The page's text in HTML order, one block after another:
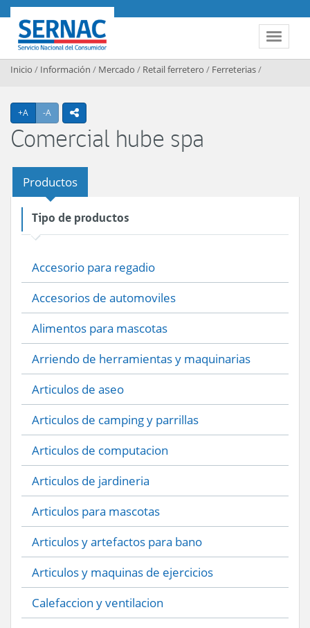
Contenido principal
Toggle
SERNAC
Inicio / Información / Mercado / Retail ferretero / Ferreterias/
+A Agrandar texto
-A Achicar textoicono compartir
Comercial hube spa
Productos
Tipo de productos
Accesorio para regadio
Accesorios de automoviles
Alimentos para mascotas
Arriendo de herramientas y maquinarias
Articulos de aseo
Articulos de camping y parrillas
Articulos de computacion
Articulos de jardineria
Articulos para mascotas
Articulos y artefactos para bano
Articulos y maquinas de ejercicios
Calefaccion y ventilacion